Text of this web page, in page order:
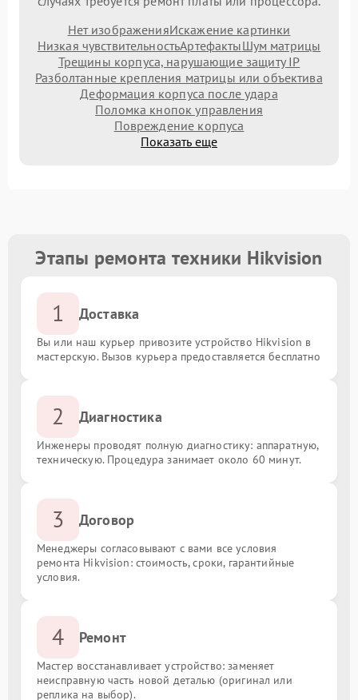
Нет изображенияИскажение картинки
Низкая чувствительностьАртефактыШум матрицы
Трещины корпуса, нарушающие защиту IP
Разболтанные крепления матрицы или объектива
Деформация корпуса после удара
Поломка кнопок управления
Повреждение корпуса
Показать еще
Этапы ремонта техники Hikvision
1 Доставка
Вы или наш курьер привозите устройство Hikvision в
мастерскую. Вызов курьера предоставляется бесплатно
2 Диагностика
Инженеры проводят полную диагностику: аппаратную,
техническую. Процедура занимает около 60 минут.
3 Договор
Менеджеры согласовывают с вами все условия
ремонта Hikvision: стоимость, сроки, гарантийные
условия.
4 Ремонт
Мастер восстанавливает устройство: заменяет
неисправную часть новой деталью (оригинал или
реплика на выбор).